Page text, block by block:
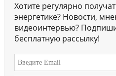
Хотите регулярно
энергетике? Новости,
видеоинтервью?
бесплатную рассылку!